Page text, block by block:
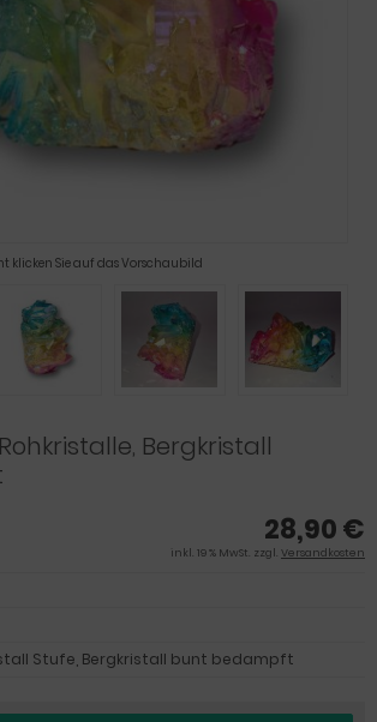
klicken Sie auf das Vorschaubild
Bergkristall
28,90 €
inkl. 19 % MwSt. zzgl. Versandkosten
Stufe, Bergkristall bunt bedampft